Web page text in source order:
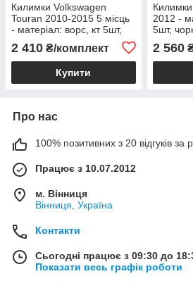
Килимки Volkswagen
Touran 2010-2015 5 місць
- матеріал: ворс, кт 5шт,
2 410 ₴/комплект
Купити
2012 -
5шт,
2 560
Про нас
100% позитивних з 20 відгуків за
Працює з 10.07.2012
м. Вінниця
Вінниця, Україна
Контакти
Сьогодні працює з 09:30 до
Показати весь графік роботи